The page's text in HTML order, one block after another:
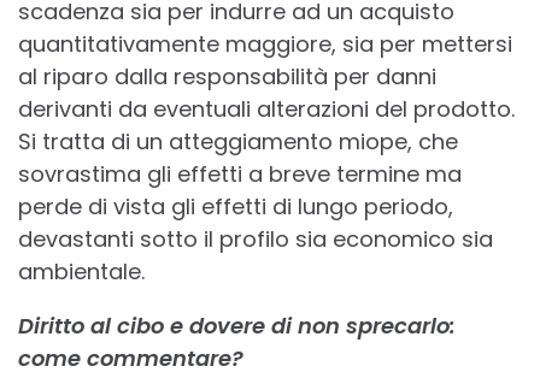
scadenza sia per indurre ad un acquisto
quantitativamente maggiore, sia per mettersi
al riparo dalla responsabilità per danni
derivanti da eventuali alterazioni del prodotto.
Si tratta di un atteggiamento miope, che
sovrastima gli effetti a breve termine ma
perde di vista gli effetti di lungo periodo,
devastanti sotto il profilo sia economico sia
ambientale.
Diritto al cibo e dovere di non sprecarlo:
come commentare?